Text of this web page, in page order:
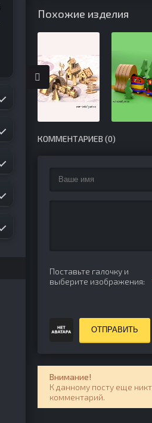
Похожие изделия
КОММЕНТАРИЕВ (0)
Поставьте галочку и
выберите изображения:
ОТПРАВИТЬ
Внимание!
К данному посту еще
комментарий.